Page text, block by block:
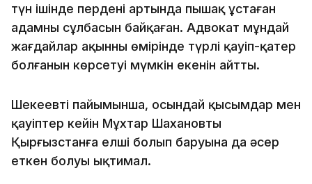
түн ішінде перденің артында пышақ ұстаған
адамның сұлбасын байқаған. Адвокат мұндай
жағдайлар ақынның өмірінде түрлі қауіп-қатер
болғанын көрсетуі мүмкін екенін айтты.
Шекеевтің пайымынша, осындай қысымдар мен
қауіптер кейін Мұхтар Шахановтың
Қырғызстанға елші болып баруына да әсер
еткен болуы ықтимал.